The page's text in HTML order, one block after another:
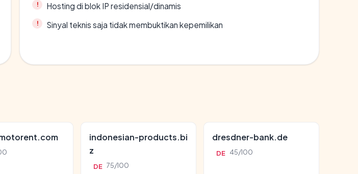
Hosting di blok IP residensial/dinamis
Sinyal teknis saja tidak membuktikan kepemilikan
indonesian-products.bi
z
DE 75/100
dresdner-bank.de
DE 45/100